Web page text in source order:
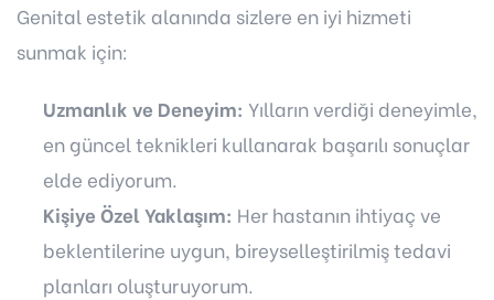
Genital estetik alanında sizlere en iyi hizmeti
sunmak için:
Uzmanlık ve Deneyim: Yılların verdiği deneyimle,
en güncel teknikleri kullanarak başarılı sonuçlar
elde ediyorum.
Kişiye Özel Yaklaşım: Her hastanın ihtiyaç ve
beklentilerine uygun, bireyselleştirilmiş tedavi
planları oluşturuyorum.